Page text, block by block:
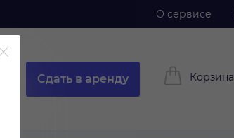
О сервисе
Сдать в аренду Корзина